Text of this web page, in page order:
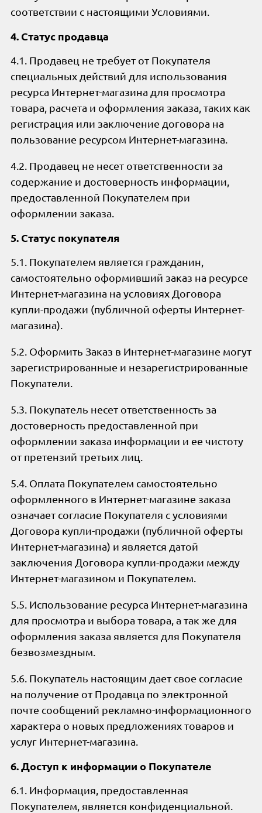
соответствии с настоящими Условиями.
4. Статус продавца
4.1. Продавец не требует от Покупателя
специальных действий для использования
ресурса Интернет-магазина для просмотра
товара, расчета и оформления заказа, таких как
регистрация или заключение договора на
пользование ресурсом Интернет-магазина.
4.2. Продавец не несет ответственности за
содержание и достоверность информации,
предоставленной Покупателем при
оформлении заказа.
5. Статус покупателя
5.1. Покупателем является гражданин,
самостоятельно оформивший заказ на ресурсе
Интернет-магазина на условиях Договора
купли-продажи (публичной оферты Интернет-
магазина).
5.2. Оформить Заказ в Интернет-магазине могут
зарегистрированные и незарегистрированные
Покупатели.
5.3. Покупатель несет ответственность за
достоверность предоставленной при
оформлении заказа информации и ее чистоту
от претензий третьих лиц.
5.4. Оплата Покупателем самостоятельно
оформленного в Интернет-магазине заказа
означает согласие Покупателя с условиями
Договора купли-продажи (публичной оферты
Интернет-магазина) и является датой
заключения Договора купли-продажи между
Интернет-магазином и Покупателем.
5.5. Использование ресурса Интернет-магазина
для просмотра и выбора товара, а так же для
оформления заказа является для Покупателя
безвозмездным.
5.6. Покупатель настоящим дает свое согласие
на получение от Продавца по электронной
почте сообщений рекламно-информационного
характера о новых предложениях товаров и
услуг Интернет-магазина.
6. Доступ к информации о Покупателе
6.1. Информация, предоставленная
Покупателем, является конфиденциальной.